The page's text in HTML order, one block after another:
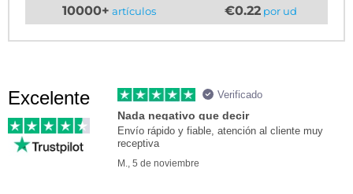
10000+ artículos €0.22por ud
Excelente Verificado
Nada negativo que decir
Envío rápido y fiable, atención al cliente muy
receptiva
M., 5 de noviembre